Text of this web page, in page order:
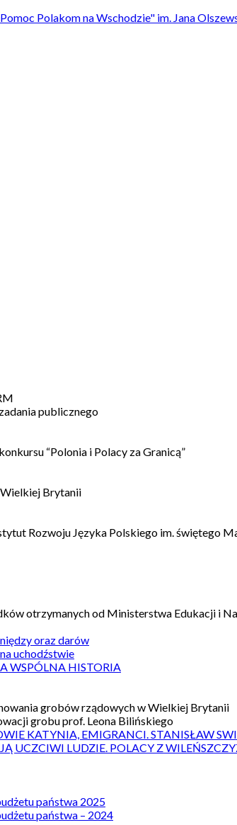
publicznego
“Polonia i Polacy za Granicą”
Brytanii
Rozwoju Języka Polskiego im. świętego
otrzymanych od Ministerstwa Edukacji i
oraz darów
uchodźstwie
WSPÓLNA HISTORIA
grobów rządowych w Wielkiej Brytanii
grobu prof. Leona Bilińskiego
KATYNIA, EMIGRANCI. STANISŁAW
UCZCIWI LUDZIE. POLACY Z
państwa 2025
państwa – 2024